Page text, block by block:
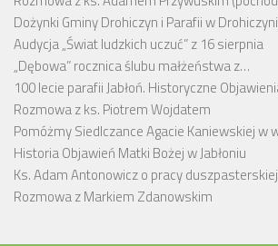
Dożynki Gminy Drohiczyn i Parafii w
Audycja „Świat ludzkich uczuć” z 16 sierpnia
„Dębowa” rocznica ślubu małżeństwa z…
100 lecie parafii Jabłoń. Historyczne
Rozmowa z ks. Piotrem Wojdatem
Pomóżmy Siedlczance Agacie Kaniewskiej w
Historia Objawień Matki Bożej w Jabłoniu
Ks. Adam Antonowicz o pracy
Rozmowa z Markiem Zdanowskim